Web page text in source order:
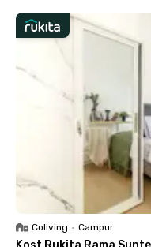
Coliving • Campur